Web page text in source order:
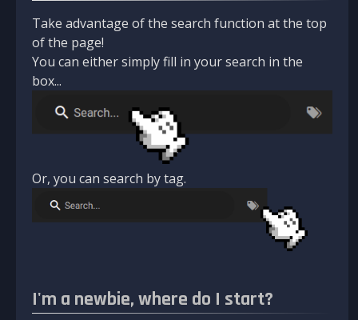
Take advantage of the search function at the top
of the page!
You can either simply fill in your search in the
box...
Or, you can search by tag.
I'm a newbie, where do I start?